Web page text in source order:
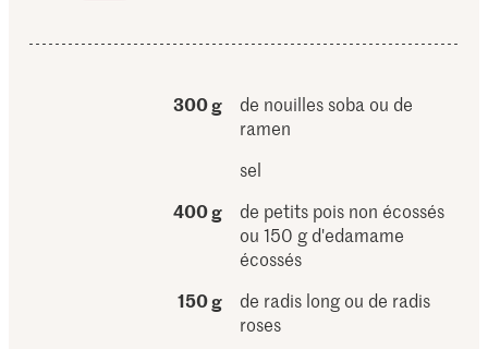
300 g
de nouilles soba ou de
ramen
sel
400 g
de petits pois non écossés
ou 150 g d'edamame
écossés
150 g
de radis long ou de radis
roses